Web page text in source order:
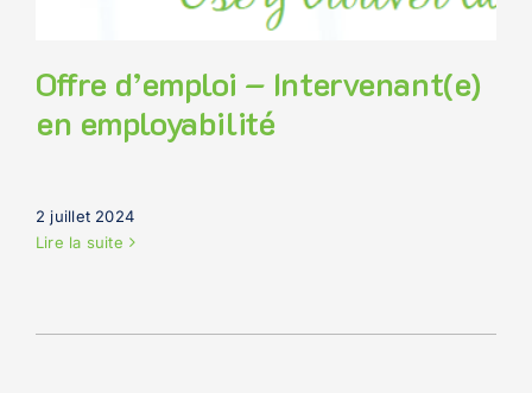
Offre d’emploi – Intervenant(e)
en employabilité
2 juillet 2024
Lire la suite